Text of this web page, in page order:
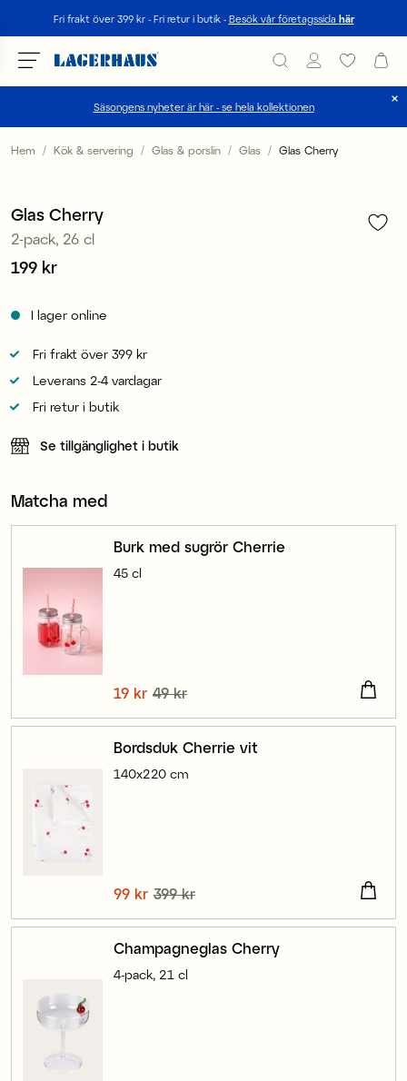
Fri frakt över 399 kr - Fri retur i butik - Besök vår företagssida här
Säsongens nyheter är här - se hela kollektionen
Välj språk / valuta
FI / EUR
Hem Kök & servering Glas & porslin Glas
Glas Cherry
Glas Cherry
2-pack, 26 cl
Pris :199 kr
199 kr
I lager online
Fri frakt över 399 kr
Leverans 2-4 vardagar
Fri retur i butik
Se tillgänglighet i butik
Matcha med
Burk med sugrör Cherrie
45 cl
Nuvarande pris 49 kr
19 kr 49 kr
Bordsduk Cherrie vit
140x220 cm
Nuvarande pris
99 kr 399 kr
Champagneglas Cherry
4-pack, 21 cl